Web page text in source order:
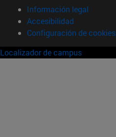
Información legal
Accesibilidad
Configuración de cookies
Localizador de campus